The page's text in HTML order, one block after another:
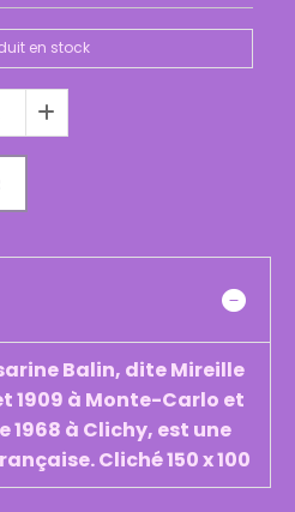
en stock
Balin, dite Mireille
1909 à Monte-Carlo et
1968 à Clichy, est une
Cliché 150 x 100